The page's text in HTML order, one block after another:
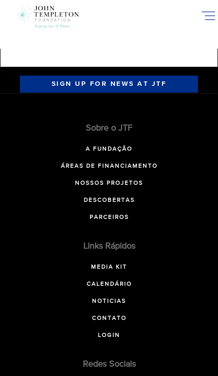
SIGN UP FOR NEWS AT JTF
Sobre o JTF
A FUNDAÇÃO
ÁREAS DE FINANCIAMENTO
NOSSOS PROJETOS
DESCOBERTAS
PARCEIROS
Links Rápidos
MEDIA KIT
CALENDÁRIO
NOTICIAS
CONTATO
LOGIN
Redes Sociais